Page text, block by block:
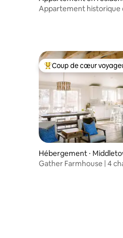
⋅ Providence
Appartement historique
Coups de cœur
Coup de cœur
Hébergement ⋅
Gather Farmhouse | 4